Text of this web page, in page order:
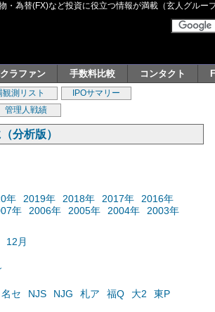
為替(FX)など投資に役立つ情報が満載（玄人グルー
ラファン 手数料比較 コンタクト
観測リスト
IPOサマリー
管理人戦績
分析版）
年 2019年 2018年 2017年
2016年
年 2006年 2005年 2004年
2003年
12月
名セ NJS NJG 札ア 福Q 大2
東P